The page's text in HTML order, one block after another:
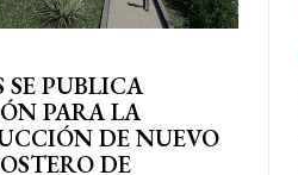
SE PUBLICA
PARA LA
DE NUEVO
DE